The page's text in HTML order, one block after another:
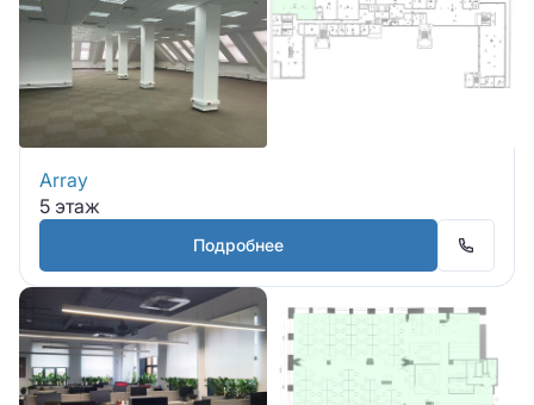
Array
5 этаж
Подробнее